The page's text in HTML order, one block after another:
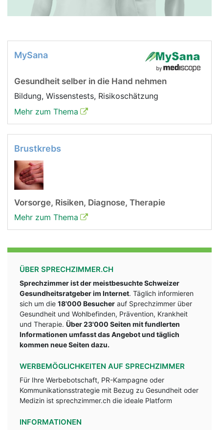
MySana
Gesundheit selber in die Hand nehmen
Bildung, Wissenstests, Risikoschätzung
Mehr zum Thema
Brustkrebs
Vorsorge, Risiken, Diagnose, Therapie
Mehr zum Thema
ÜBER SPRECHZIMMER.CH
Sprechzimmer ist der meistbesuchte Schweizer
Gesundheitsratgeber im Internet. Täglich informieren
sich um die 18'000 Besucher auf Sprechzimmer über
Gesundheit und Wohlbefinden, Prävention, Krankheit
und Therapie. Über 23'000 Seiten mit fundlerten
Informationen umfasst das Angebot und täglich
kommen neue Seiten dazu.
WERBEMÖGLICHKEITEN AUF SPRECHZIMMER
Für Ihre Werbebotschaft, PR-Kampagne oder
Kommunikationsstrategie mit Bezug zu Gesundheit oder
Medizin ist sprechzimmer.ch die ideale Platform
INFORMATIONEN